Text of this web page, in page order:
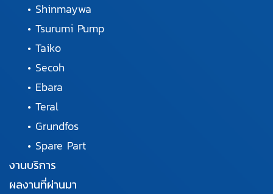
• Shinmaywa
• Tsurumi Pump
• Taiko
• Secoh
• Ebara
• Teral
• Grundfos
• Spare Part
งานบริการ
ผลงานที่ผ่านมา